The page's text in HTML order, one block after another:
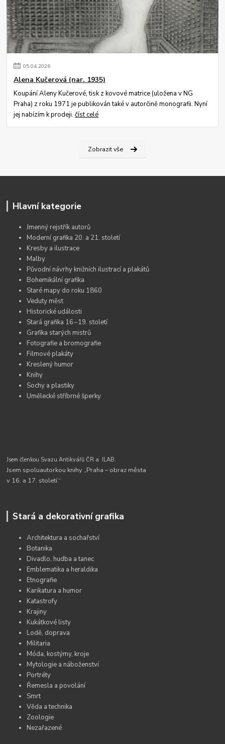
05.04.2026
Alena Kučerová (nar. 1935)
Koupání Aleny Kučerové, tisk z kovové matrice (uložena v NG
Praha) z roku 1971 je publikován také v autorčině monografii. Nyní
jej nabízím k prodeji.číst celé
Zobrazit vše
Hlavní kategorie
Jmenný rejstřík autorů
Moderní grafika 20. a 21. století
Kresby a ilustrace
Malby
Původní návrhy knižních ilustrací a plakátů
Bohemikální grafika
Staré mapy do roku 1860
Veduty měst
Historické události
Stará grafika 16.–19. století
Grafika starých mistrů
Fotografie a bromografie
Filmové plakáty
Kreslený humor
Knihy
Sochy a plastiky
Umělecké stříbrné šperky
Jsem členkou Svazu Antikvářů ČR a ILAB.
Jsem spoluautorkou knihy „Praha – obraz města
v 16. a 17. století.“
Stará a dekorativní grafika
Architektura a sochařství
Botanika
Divadlo, hudba a tanec
Emblematika a heraldika
Etnografie
Karikatura a humor
Katastrofy
Krajiny
Kukátkové listy
Lodě, doprava
Militaria
Móda, kostýmy, kroje
Mytologie a náboženství
Portréty
Řemesla a povolání
Smrt
Věda a technika
Zoologie
Nezařazené